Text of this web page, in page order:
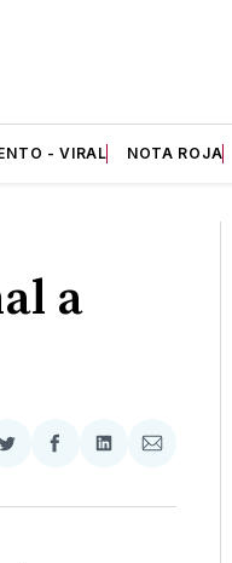
- VIRAL NOTA ROJA
a
Compartir
Twitter
Compartir
Facebook
Compartir
LinkedIn
Compartir
Email